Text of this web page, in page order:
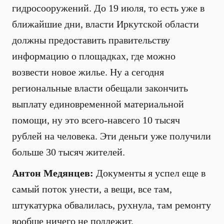
гидросооружений. До 19 июля, то есть уже в
ближайшие дни, власти Иркутской области
должны предоставить правительству
информацию о площадках, где можно
возвести новое жилье. Ну а сегодня
региональные власти обещали закончить
выплату единовременной материальной
помощи, ну это всего-навсего 10 тысяч
рублей на человека. Эти деньги уже получили
больше 30 тысяч жителей.
Антон Медянцев: Документы я успел еще в
самый поток унести, а вещи, все там,
штукатурка обвалилась, рухнула, там ремонту
вообще ничего не подлежит.